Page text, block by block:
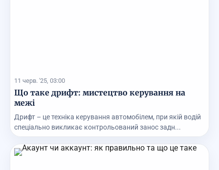
11 черв. '25, 03:00
Що таке дрифт: мистецтво керування на
межі
Дрифт – це техніка керування автомобілем, при якій водій
спеціально викликає контрольований занос задн...